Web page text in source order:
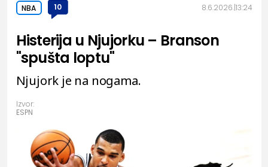
NBA 10 8.6.2026. 13:24
Histerija u Njujorku – Branson
"spušta loptu"
Njujork je na nogama.
Izvor:
ESPN